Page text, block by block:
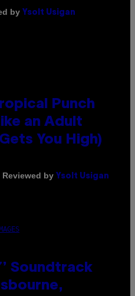
by Ysolt Usigan
Punch
an Adult
You High)
Reviewed by Ysolt Usigan
Soundtrack